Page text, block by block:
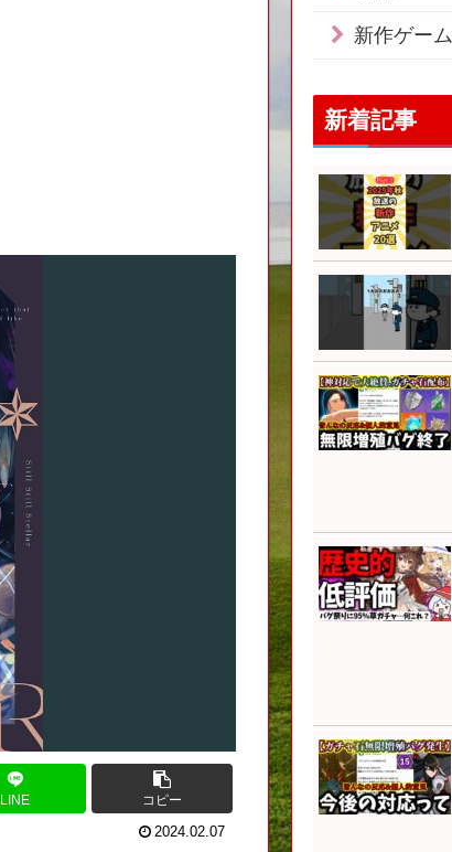
LINE コピー
2024.02.07
新作ゲーム
新着記事